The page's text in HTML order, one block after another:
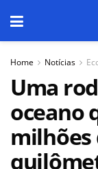
Home Notícias
Uma
oceano
milhões